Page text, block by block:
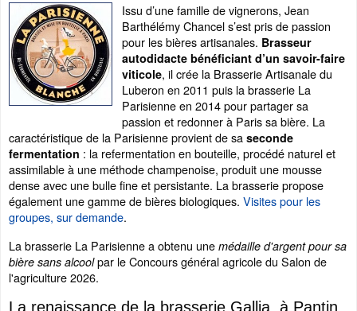
Issu d’une famille de vignerons, Jean
Barthélémy Chancel s’est pris de passion
pour les bières artisanales. Brasseur
autodidacte bénéficiant d’un savoir-faire
viticole, il crée la Brasserie Artisanale du
Luberon en 2011 puis la brasserie La
Parisienne en 2014 pour partager sa
passion et redonner à Paris sa bière. La
caractéristique de la Parisienne provient de sa seconde
fermentation : la refermentation en bouteille, procédé naturel et
assimilable à une méthode champenoise, produit une mousse
dense avec une bulle fine et persistante. La brasserie propose
également une gamme de bières biologiques. Visites pour les
groupes, sur demande.
La brasserie La Parisienne a obtenu une médaille d'argent pour sa
bière sans alcoolpar le Concours général agricole du Salon de
l'agriculture 2026.
La renaissance de la brasserie Gallia, à Pantin